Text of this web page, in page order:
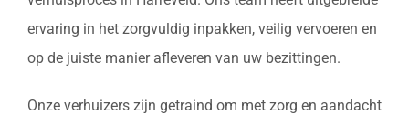
ervaring in het zorgvuldig inpakken, veilig vervoeren en
op de juiste manier afleveren van uw bezittingen.
Onze verhuizers zijn getraind om met zorg en aandacht